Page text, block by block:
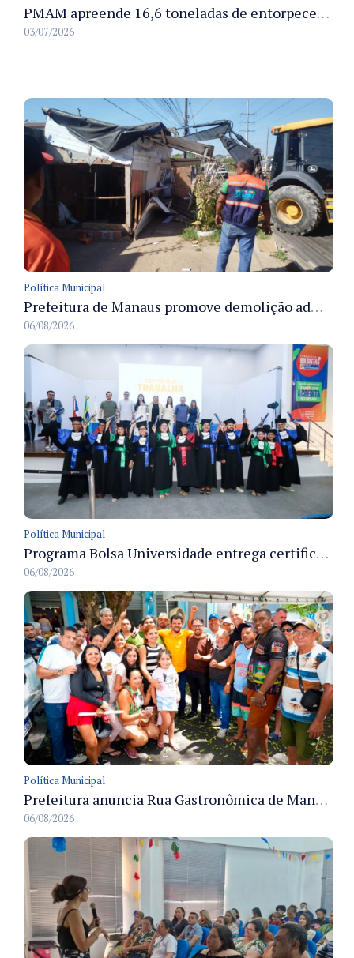
PMAM apreende 16,6 toneladas de entorpecentes e registra aumento nas prisões em flagrante e nas capturas de foragidos no primeiro semestre de 2026
03/07/2026
Política Municipal
Prefeitura de Manaus promove demolição administrativa de cinco estruturas que ocupavam calçada pública
06/08/2026
Política Municipal
Programa Bolsa Universidade entrega certificados a formandos em Manaus na sede do Executivo municipal
06/08/2026
Política Municipal
Prefeitura anuncia Rua Gastronômica de Manaus e garante alternativas para 54 ambulantes cadastrados
06/08/2026